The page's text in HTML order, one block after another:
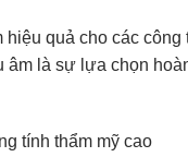
quả cho các công
âm là sự lựa chọn